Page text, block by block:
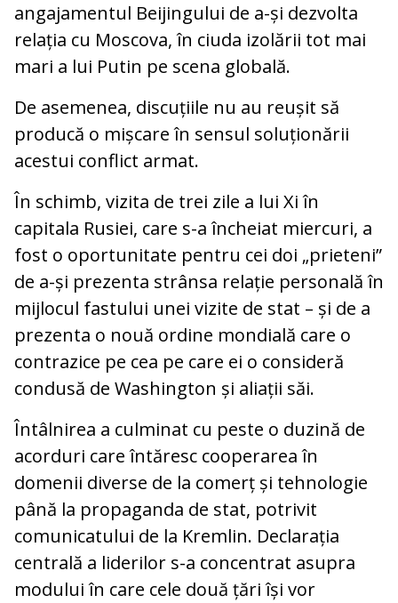
angajamentul Beijingului de a-și dezvolta
relația cu Moscova, în ciuda izolării tot mai
mari a lui Putin pe scena globală.
De asemenea, discuțiile nu au reușit să
producă o mișcare în sensul soluționării
acestui conflict armat.
În schimb, vizita de trei zile a lui Xi în
capitala Rusiei, care s-a încheiat miercuri, a
fost o oportunitate pentru cei doi „prieteni”
de a-și prezenta strânsa relație personală în
mijlocul fastului unei vizite de stat – și de a
prezenta o nouă ordine mondială care o
contrazice pe cea pe care ei o consideră
condusă de Washington și aliații săi.
Întâlnirea a culminat cu peste o duzină de
acorduri care întăresc cooperarea în
domenii diverse de la comerț și tehnologie
până la propaganda de stat, potrivit
comunicatului de la Kremlin. Declarația
centrală a liderilor s-a concentrat asupra
modului în care cele două țări își vor